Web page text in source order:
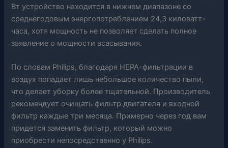
Вт устройство находится в нижнем диапазоне со
среднегодовым энергопотреблением 24,3 киловатт-
часа, хотя мощность не позволяет сделать полное
заявление о мощности всасывания.
По словам Philips, благодаря HEPA-фильтрации в
воздух попадает лишь небольшое количество пыли,
что делает уборку более тщательной. Производитель
рекомендует очищать фильтр двигателя и входной
фильтр каждые три месяца. Примерно через год вам
придется заменить фильтр, который можно
приобрести непосредственно у Philips.